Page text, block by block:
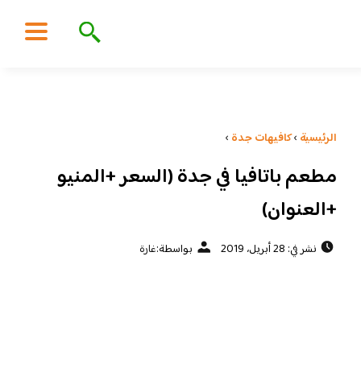
الرئيسية ›كافيهات جدة ›
مطعم باتافيا في جدة (السعر +المنيو
+العنوان)
نشر في: 28 أبريل، 2019 بواسطة:غارة